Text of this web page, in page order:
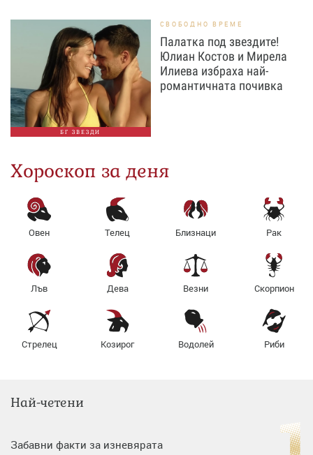
БГ ЗВЕЗДИ
СВОБОДНО ВРЕМЕ
Палатка под звездите!
Юлиан Костов и Мирела
Илиева избраха най-
романтичната почивка
Хороскоп за деня
Овен Телец Близнаци Рак
Лъв Дева Везни Скорпион
Стрелец Козирог Водолей Риби
Най-четени
Забавни факти за изневярата